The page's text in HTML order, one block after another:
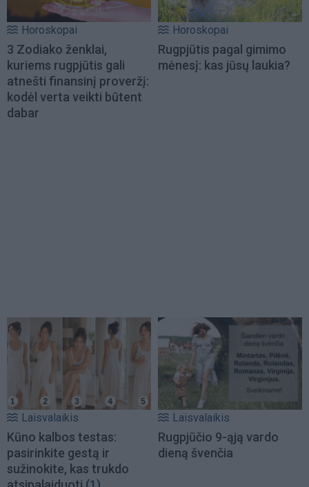
Horoskopai
3 Zodiako ženklai,
kuriems rugpjūtis gali
atnešti finansinį proveržį:
kodėl verta veikti būtent
dabar
Horoskopai
Rugpjūtis pagal gimimo
mėnesį: kas jūsų laukia?
Laisvalaikis
Kūno kalbos testas:
pasirinkite gestą ir
sužinokite, kas trukdo
Laisvalaikis
Rugpjūčio 9-ąją vardo
dieną švenčia